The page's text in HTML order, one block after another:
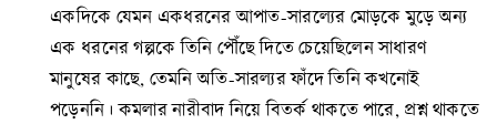
একদিকে যেমন একধরনের আপাত-সারল্যের মোড়কে মুড়ে অন্য
এক ধরনের গল্পকে তিনি পৌঁছে দিতে চেয়েছিলেন সাধারণ
মানুষের কাছে, তেমনি অতি-সারল্যর ফাঁদে তিনি কখনোই
পড়েননি। কমলার নারীবাদ নিয়ে বিতর্ক থাকতে পারে, প্রশ্ন থাকতে